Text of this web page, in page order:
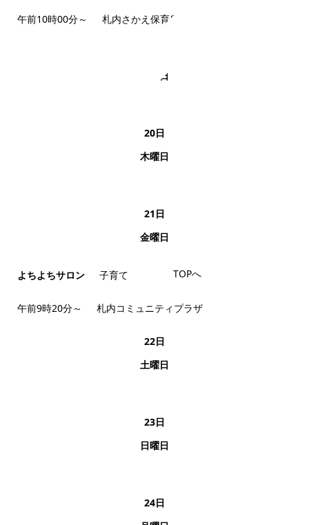
TOPへ
午前10時00分～ 札内さかえ保育所
水曜日
20日
木曜日
21 日
金曜日
よちよちサロン 子育て
午前9時20分～ 札内コミュニティプラザ
22日
土曜日
23日
日曜日
24日